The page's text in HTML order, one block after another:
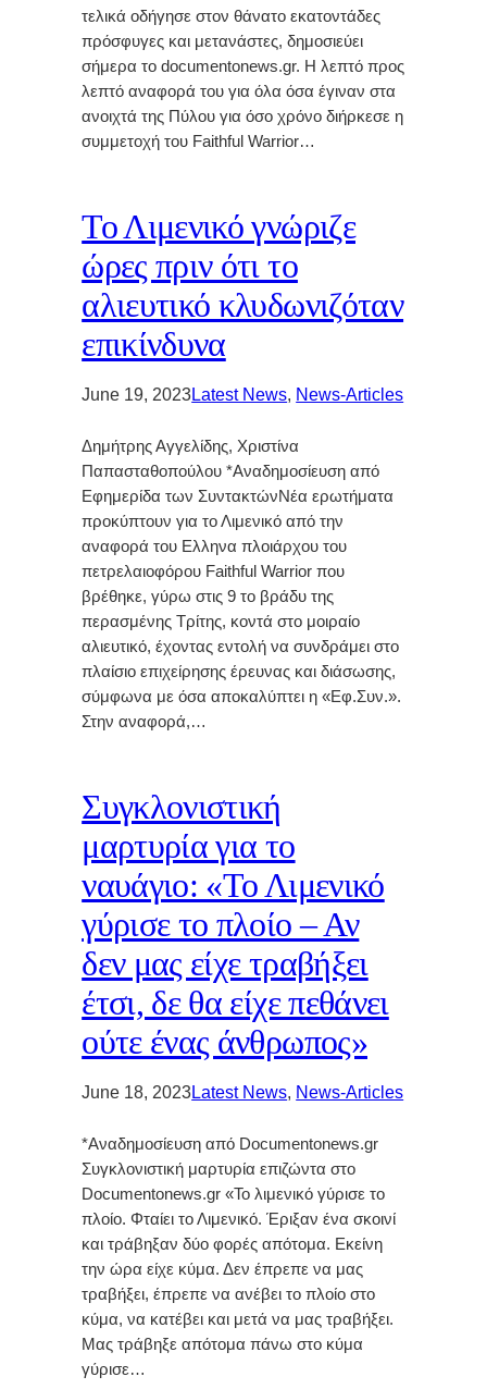
τελικά οδήγησε στον θάνατο εκατοντάδες
πρόσφυγες και μετανάστες, δημοσιεύει
σήμερα το documentonews.gr. Η λεπτό προς
λεπτό αναφορά του για όλα όσα έγιναν στα
ανοιχτά της Πύλου για όσο χρόνο διήρκεσε η
συμμετοχή του Faithful Warrior…
Το Λιμενικό γνώριζε
ώρες πριν ότι το
αλιευτικό κλυδωνιζόταν
επικίνδυνα
June 19, 2023Latest News, News-Articles
Δημήτρης Αγγελίδης, Χριστίνα
Παπασταθοπούλου *Αναδημοσίευση από
Εφημερίδα των ΣυντακτώνΝέα ερωτήματα
προκύπτουν για το Λιμενικό από την
αναφορά του Ελληνα πλοιάρχου του
πετρελαιοφόρου Faithful Warrior που
βρέθηκε, γύρω στις 9 το βράδυ της
περασμένης Τρίτης, κοντά στο μοιραίο
αλιευτικό, έχοντας εντολή να συνδράμει στο
πλαίσιο επιχείρησης έρευνας και διάσωσης,
σύμφωνα με όσα αποκαλύπτει η «Εφ.Συν.».
Στην αναφορά,…
Συγκλονιστική
μαρτυρία για το
ναυάγιο: «Το Λιμενικό
γύρισε το πλοίο – Αν
δεν μας είχε τραβήξει
έτσι, δε θα είχε πεθάνει
ούτε ένας άνθρωπος»
June 18, 2023Latest News, News-Articles
*Αναδημοσίευση από Documentonews.gr
Συγκλονιστική μαρτυρία επιζώντα στο
Documentonews.gr «Το λιμενικό γύρισε το
πλοίο. Φταίει το Λιμενικό. Έριξαν ένα σκοινί
και τράβηξαν δύο φορές απότομα. Εκείνη
την ώρα είχε κύμα. Δεν έπρεπε να μας
τραβήξει, έπρεπε να ανέβει το πλοίο στο
κύμα, να κατέβει και μετά να μας τραβήξει.
Μας τράβηξε απότομα πάνω στο κύμα
γύρισε…